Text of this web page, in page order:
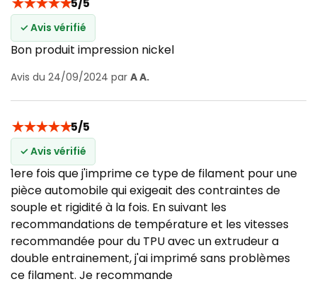
✓ Avis vérifié
Bon produit impression nickel
Avis du 24/09/2024 par A A.
★★★★★5/5
✓ Avis vérifié
1ere fois que j'imprime ce type de filament pour une
pièce automobile qui exigeait des contraintes de
souple et rigidité à la fois. En suivant les
recommandations de température et les vitesses
recommandée pour du TPU avec un extrudeur a
double entrainement, j'ai imprimé sans problèmes
ce filament. Je recommande